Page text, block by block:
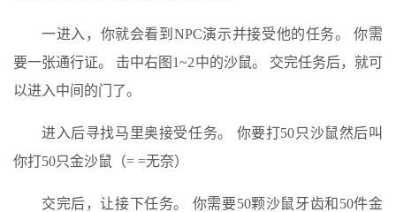
一进入，你就会看到NPC演示并接受他的任务。 你需
要一张通行证。 击中右图1~2中的沙鼠。 交完任务后，就可
以进入中间的门了。
进入后寻找马里奥接受任务。 你要打50只沙鼠然后叫
你打50只金沙鼠（= =无奈）
交完后，让接下任务。 你需要50颗沙鼠牙齿和50件金